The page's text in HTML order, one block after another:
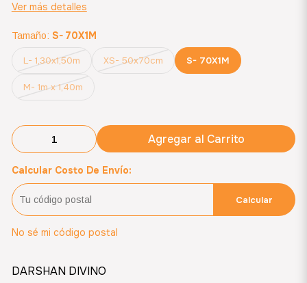
Ver más detalles
Tamaño: S- 70X1M
L- 1,30x1,50m XS- 50x70cm S- 70X1M
M- 1m x 1,40m
Agregar al Carrito
Calcular Costo De Envío:
Calcular
No sé mi código postal
DARSHAN DIVINO